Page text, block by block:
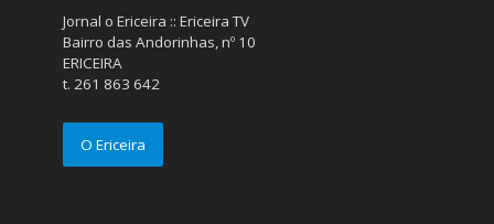
Jornal o Ericeira :: Ericeira TV
Bairro das Andorinhas, nº 10
ERICEIRA
t. 261 863 642
O Ericeira